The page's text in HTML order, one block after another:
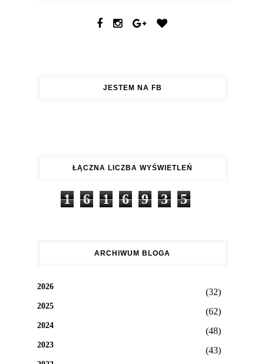
JESTEM NA FB
ŁĄCZNA LICZBA WYŚWIETLEŃ
1 6 1 6 9 3 5
ARCHIWUM BLOGA
2026
(32)
2025
(62)
2024
(48)
2023
(43)